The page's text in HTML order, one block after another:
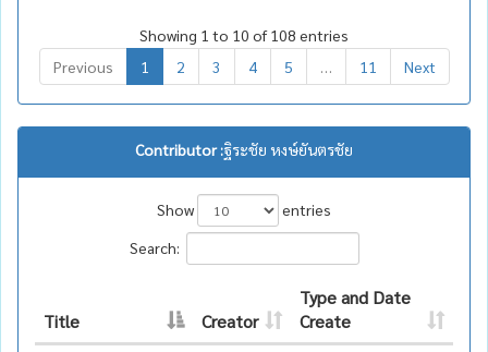
Showing 1 to 10 of 108 entries
Previous
1 2 3 4 5 11 Next
Contributor :ฐิระชัย หงษ์ยันตรชัย
Show
entries
Search:
Title Creator
Type and Date
Create